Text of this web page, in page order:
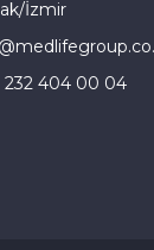
İzmir
232 404 00 04